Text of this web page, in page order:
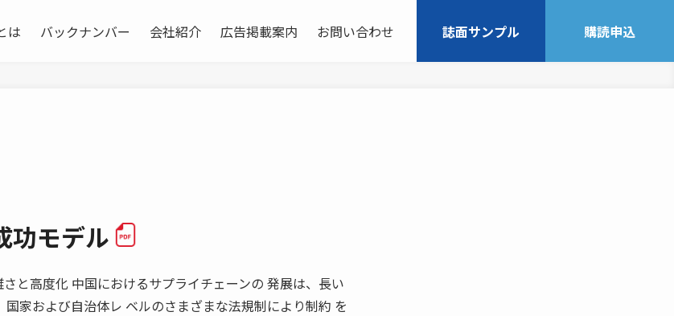
は バックナンバー 会社紹介 広告掲載案内 お問い合わせ 誌面サンプル 購読申込
功モデル
と高度化 中国におけるサプライチェーンの 発展は、長い
家および自治体レ ベルのさまざまな法規制により制約 を